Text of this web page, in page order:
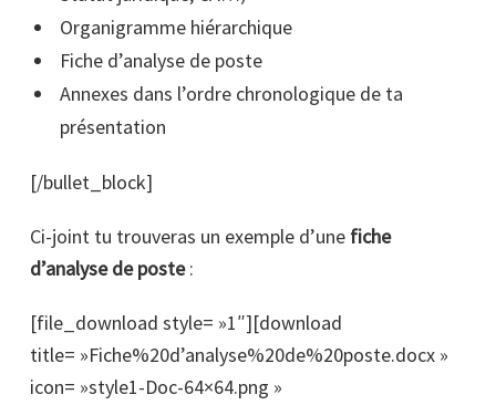
Organigramme hiérarchique
Fiche d’analyse de poste
Annexes dans l’ordre chronologique de ta
présentation
[/bullet_block]
Ci-joint tu trouveras un exemple d’une fiche
d’analyse de poste:
[file_download style= »1″][download
title= »Fiche%20d’analyse%20de%20poste.docx »
icon= »style1-Doc-64×64.png »